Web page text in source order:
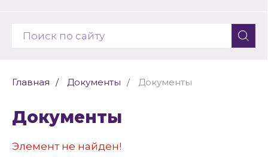
Главная Документы Документы
Документы
Элемент не найден!